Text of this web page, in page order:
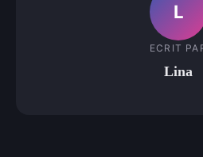
L
ECRIT
Lina